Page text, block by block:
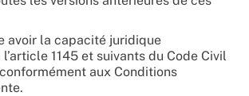
avoir la capacité juridique
1145 et suivants du Code Civil
aux Conditions